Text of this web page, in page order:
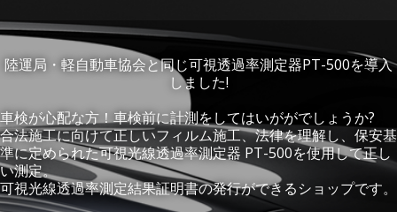
陸運局・軽自動車協会と同じ可視透過率測定器PT-500を導入
しました!
車検が心配な方！車検前に計測をしてはいががでしょうか?
合法施工に向けて正しいフィルム施工、法律を理解し、保安基
準に定められた可視光線透過率測定器 PT-500を使用して正し
い測定。
可視光線透過率測定結果証明書の発行ができるショップです。